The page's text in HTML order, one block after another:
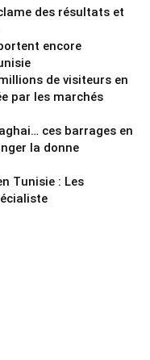
des résultats et
encore
de visiteurs en
par les marchés
ces barrages en
la donne
Tunisie : Les